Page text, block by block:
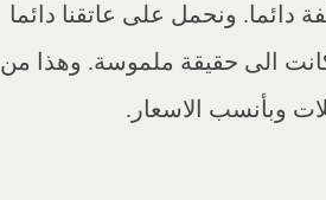
دائما. ونحمل على عاتقنا دائما
الى حقيقة ملموسة. وهذا من
وبأنسب الاسعار.